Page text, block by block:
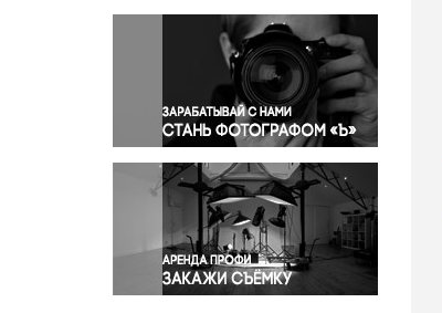
Окружающая среда
Политика
Правосудие
Происшествия и конфликты
Религия
Светская жизнь
Спорт
Экология
Экономика и бизнес